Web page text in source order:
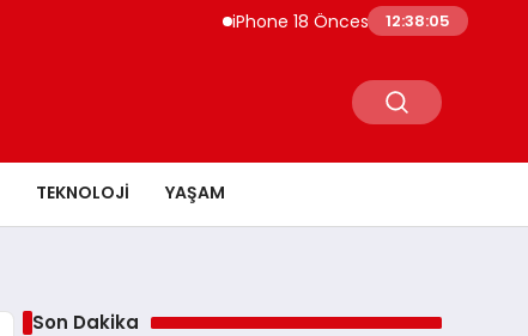
iPhone 18 Öncesi Apple’ın İndirim Talebi
12:38:06
TEKNOLOJI YAŞAM
Son Dakika